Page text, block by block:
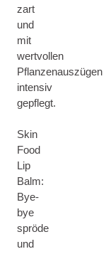
zart
und
mit
wertvollen
Pflanzenauszügen
intensiv
gepflegt.
Skin
Food
Lip
Balm:
Bye-
bye
spröde
und